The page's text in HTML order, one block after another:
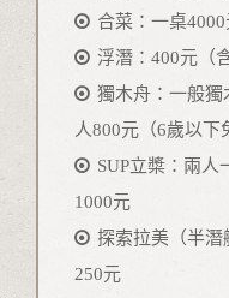
合菜：一桌
浮潛：400元（
獨木舟：一般獨
人800元（6歲以下
SUP立槳：兩人
1000元
探索拉美（半潛
250元